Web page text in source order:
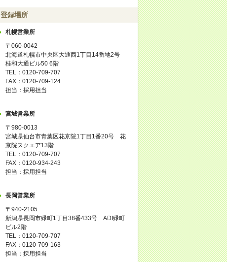
登録場所
札幌営業所
〒060-0042
北海道札幌市中央区大通西1丁目14番地2号
桂和大通ビル50 6階
TEL：0120-709-707
FAX：0120-709-124
担当：採用担当
宮城営業所
〒980-0013
宮城県仙台市青葉区花京院1丁目1番20号 花
京院スクエア13階
TEL：0120-709-707
FAX：0120-934-243
担当：採用担当
長岡営業所
〒940-2105
新潟県長岡市緑町1丁目38番433号 ADI緑町
ビル2階
TEL：0120-709-707
FAX：0120-709-163
担当：採用担当